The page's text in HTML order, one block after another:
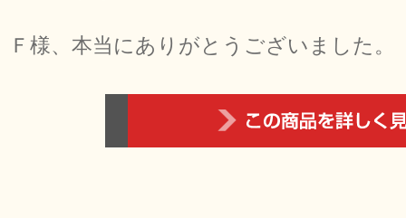
Ｆ様、本当にありがとうございました。